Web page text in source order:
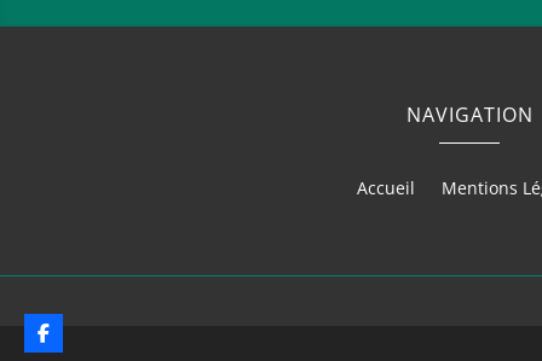
NAVIGATION
Accueil Mentions